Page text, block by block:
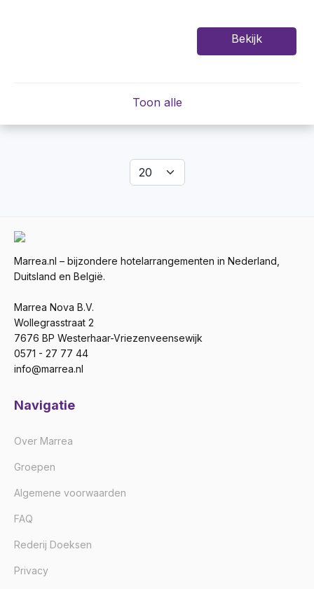
Bekijk
Toon alle
Marrea.nl – bijzondere hotelarrangementen in Nederland,
Duitsland en België.
Marrea Nova B.V.
Wollegrasstraat 2
7676 BP Westerhaar-Vriezenveensewijk
0571 - 27 77 44
info@marrea.nl
Navigatie
Over Marrea
Groepen
Algemene voorwaarden
FAQ
Rederij Doeksen
Privacy